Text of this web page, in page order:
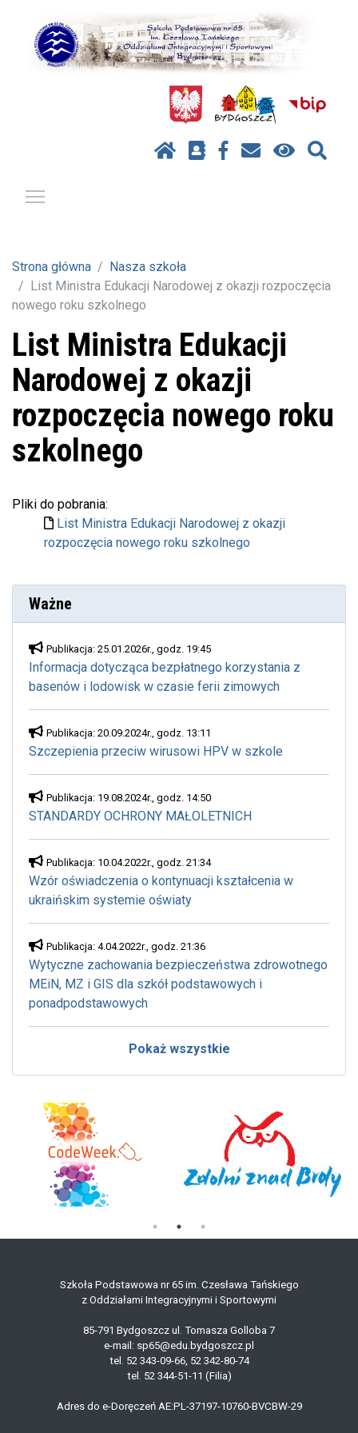
Strona główna
Nasza szkoła
List Ministra Edukacji Narodowej z okazji rozpoczęcia
nowego roku szkolnego
List Ministra Edukacji
Narodowej z okazji
rozpoczęcia nowego roku
szkolnego
Pliki do pobrania:
List Ministra Edukacji Narodowej z okazji
rozpoczęcia nowego roku szkolnego
Ważne
Publikacja: 25.01.2026r., godz. 19:45
Informacja dotycząca bezpłatnego korzystania z
basenów i lodowisk w czasie ferii zimowych
Publikacja: 20.09.2024r., godz. 13:11
Szczepienia przeciw wirusowi HPV w szkole
Publikacja: 19.08.2024r., godz. 14:50
STANDARDY OCHRONY MAŁOLETNICH
Publikacja: 10.04.2022r., godz. 21:34
Wzór oświadczenia o kontynuacji kształcenia w
ukraińskim systemie oświaty
Publikacja: 4.04.2022r., godz. 21:36
Wytyczne zachowania bezpieczeństwa zdrowotnego
MEiN, MZ i GIS dla szkół podstawowych i
ponadpodstawowych
Pokaż wszystkie
Szkoła Podstawowa nr 65 im. Czesława Tańskiego
z Oddziałami Integracyjnymi i Sportowymi
85-791 Bydgoszcz ul. Tomasza Golloba 7
e-mail: sp65@edu.bydgoszcz.pl
tel. 52 343-09-66, 52 342-80-74
tel. 52 344-51-11 (Filia)
Adres do e-Doręczeń AE:PL-37197-10760-BVCBW-29